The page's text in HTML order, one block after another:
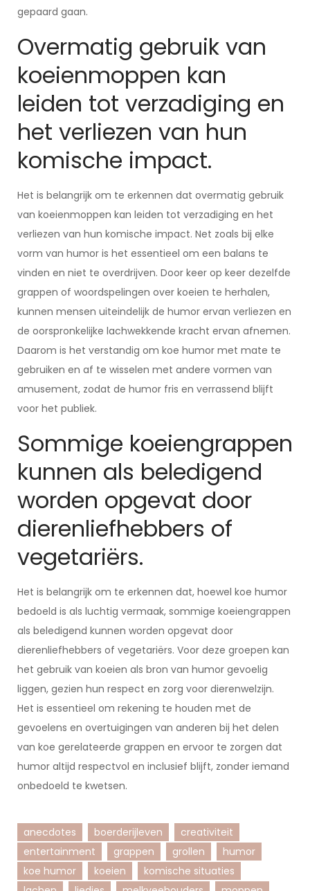
gepaard gaan.
Overmatig gebruik van
koeienmoppen kan
leiden tot verzadiging en
het verliezen van hun
komische impact.
Het is belangrijk om te erkennen dat overmatig gebruik
van koeienmoppen kan leiden tot verzadiging en het
verliezen van hun komische impact. Net zoals bij elke
vorm van humor is het essentieel om een balans te
vinden en niet te overdrijven. Door keer op keer dezelfde
grappen of woordspelingen over koeien te herhalen,
kunnen mensen uiteindelijk de humor ervan verliezen en
de oorspronkelijke lachwekkende kracht ervan afnemen.
Daarom is het verstandig om koe humor met mate te
gebruiken en af te wisselen met andere vormen van
amusement, zodat de humor fris en verrassend blijft
voor het publiek.
Sommige koeiengrappen
kunnen als beledigend
worden opgevat door
dierenliefhebbers of
vegetariërs.
Het is belangrijk om te erkennen dat, hoewel koe humor
bedoeld is als luchtig vermaak, sommige koeiengrappen
als beledigend kunnen worden opgevat door
dierenliefhebbers of vegetariërs. Voor deze groepen kan
het gebruik van koeien als bron van humor gevoelig
liggen, gezien hun respect en zorg voor dierenwelzijn.
Het is essentieel om rekening te houden met de
gevoelens en overtuigingen van anderen bij het delen
van koe gerelateerde grappen en ervoor te zorgen dat
humor altijd respectvol en inclusief blijft, zonder iemand
onbedoeld te kwetsen.
anecdotes boerderijleven
creativiteit
entertainment
grappen grollen
humor
koe humor
koeien
komische situaties